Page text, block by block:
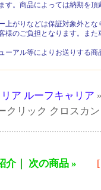
す。商品によっては納期を
上がりなどは保証対象外と
様のご負担となります。ま
ーアル等によりお送りする
ア ルーフキャリア
クリック クロスカ
介｜ 次の商品 »